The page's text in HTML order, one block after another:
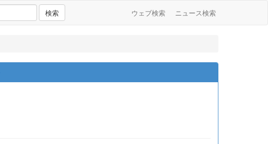
検索 ウェブ検索 ニュース検索